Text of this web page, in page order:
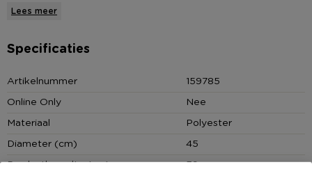
helemaal Mexicaanse sferen.
* Woonkussen
* Kleurrijk
Lees meer
Specificaties
Artikelnummer
159785
Online Only
Nee
Materiaal
Polyester
Diameter (cm)
45
Productbreedte (cm)
39